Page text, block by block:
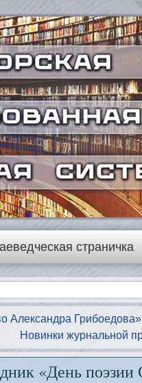
страничка
Александра
Новинки журнальной
«День поэзии